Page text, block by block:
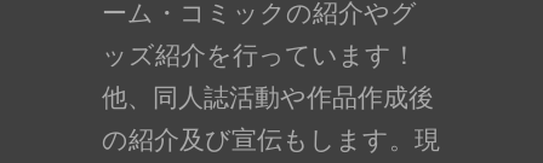
ーム・コミックの紹介やグ
ッズ紹介を行っています！
他、同人誌活動や作品作成後
の紹介及び宣伝もします。現